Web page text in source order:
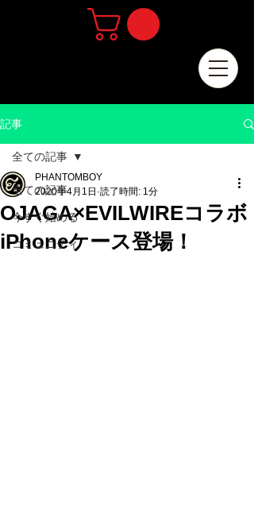
記事
全ての記事
今すぐ始める
コミュニティ
全ての記事
OJAGA×EVILWIREコラボ
iPhoneケース登場！
PHANTOMBOY
2020年4月1日 読了時間: 1分